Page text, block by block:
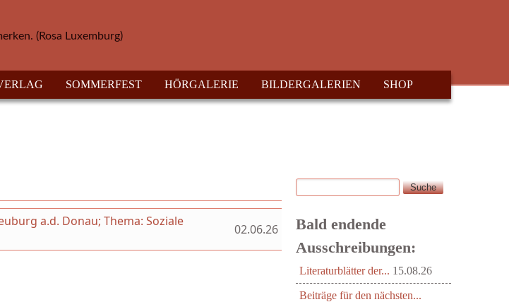
(Rosa Luxemburg)
SOMMERFEST HÖRGALERIE BILDERGALERIEN SHOP
a.d. Donau; Thema: Soziale
02.06.26
Suchformular
Suche
Bald endende
Ausschreibungen:
Literaturblätter der... 15.08.26
Beiträge für den nächsten...